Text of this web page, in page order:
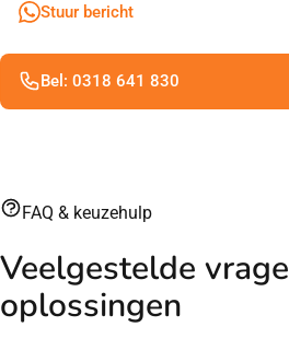
Stuur bericht
Bel: 0318 641 830
FAQ & keuzehulp
Veelgestelde
oplossingen